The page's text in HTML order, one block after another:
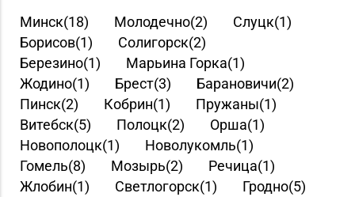
Минск(18) Молодечно(2)
Слуцк(1)
Борисов(1)
Солигорск(2)
Березино(1)
Марьина Горка(1)
Жодино(1)
Брест(3)
Барановичи(2)
Пинск(2)
Кобрин(1)
Пружаны(1)
Витебск(5)
Полоцк(2)
Орша(1)
Новополоцк(1)
Новолукомль(1)
Гомель(8)
Мозырь(2)
Речица(1)
Жлобин(1)
Светлогорск(1)
Гродно(5)